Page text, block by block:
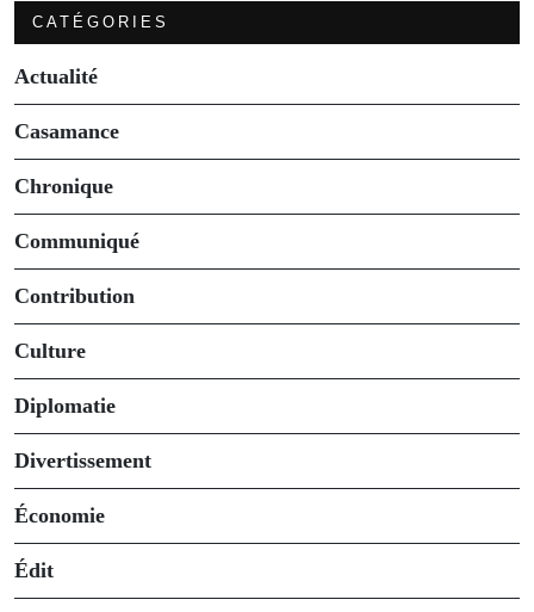
CATÉGORIES
Actualité
Casamance
Chronique
Communiqué
Contribution
Culture
Diplomatie
Divertissement
Économie
Édit